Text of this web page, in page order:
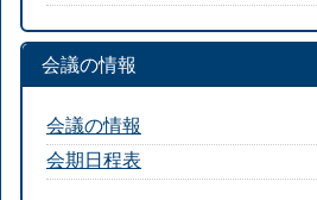
会議の情報
会議の情報
会期日程表